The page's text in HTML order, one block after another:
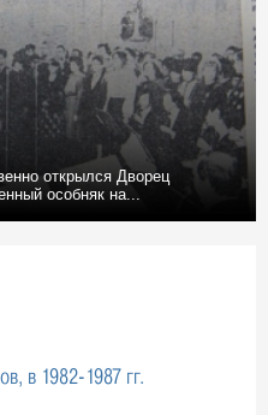
открылся Дворец
особняк на...
в 1982-1987 гг.